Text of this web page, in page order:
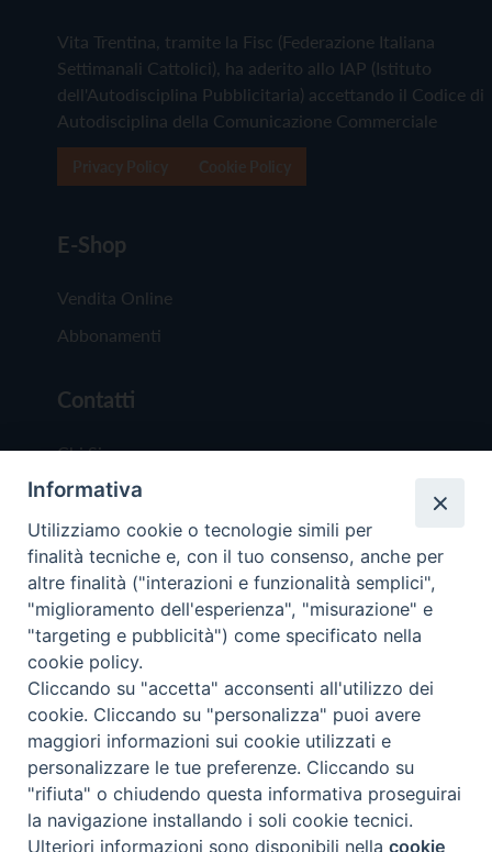
Vita Trentina, tramite la Fisc (Federazione Italiana
Settimanali Cattolici), ha aderito allo IAP (Istituto
dell'Autodisciplina Pubblicitaria) accettando il Codice di
Autodisciplina della Comunicazione Commerciale
E-Shop
Vendita Online
Abbonamenti
Contatti
Chi Siamo
Redazione
Scrivici
Copyright © 2019 - Tutti i diritti riservati - Vita
Trentina Editrice
Privacy Policy
Torna
Informativa
Utilizziamo cookie o tecnologie simili per
finalità tecniche e, con il tuo consenso, anche per
altre finalità ("interazioni e funzionalità semplici",
"miglioramento dell'esperienza", "misurazione" e
"targeting e pubblicità") come specificato nella
cookie policy.
Cliccando su "accetta" acconsenti all'utilizzo dei
cookie. Cliccando su "personalizza" puoi avere
maggiori informazioni sui cookie utilizzati e
personalizzare le tue preferenze. Cliccando su
"rifiuta" o chiudendo questa informativa proseguirai
la navigazione installando i soli cookie tecnici.
Ulteriori informazioni sono disponibili nellacookie